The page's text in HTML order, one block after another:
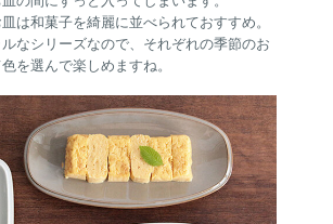
は和菓子を綺麗に並べられておすすめ。
なシリーズなので、それぞれの季節のお
を選んで楽しめますね。